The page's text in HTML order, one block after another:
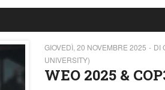
GIOVEDÌ, 20 NOVEMBRE 2025
DI
UNIVERSITY)
WEO 2025 &